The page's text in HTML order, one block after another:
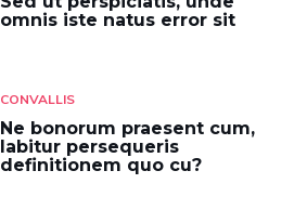
omnis iste natus error sit
CONVALLIS
Ne bonorum praesent cum,
labitur persequeris
definitionem quo cu?